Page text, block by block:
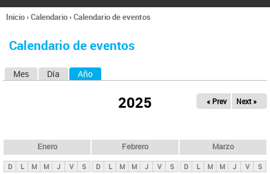
l
d
Se
usted
Inicio›Calendario›Calendario de eventos
Calendario de eventos
s
Mes Día Año
2025 « Prev Next »
Enero
D L M M J V
S
Febrero
D L M M J V S
Marzo
D L M M J V S